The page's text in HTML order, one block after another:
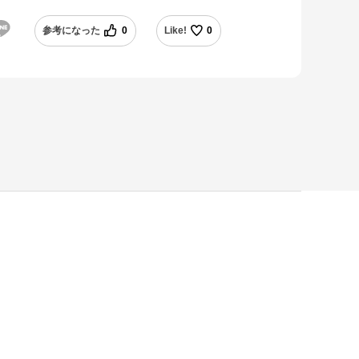
参考になった 0 Like! 0